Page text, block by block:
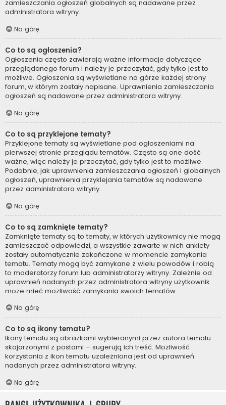
zamieszczania ogłoszeń globalnych są nadawane przez
administratora witryny.
Na górę
Co to są ogłoszenia?
Ogłoszenia często zawierają ważne informacje dotyczące
przeglądanego forum i należy je przeczytać, gdy tylko jest to
możliwe. Ogłoszenia są wyświetlane na górze każdej strony
forum, w którym zostały napisane. Uprawnienia zamieszczania
ogłoszeń są nadawane przez administratora witryny.
Na górę
Co to są przyklejone tematy?
Przyklejone tematy są wyświetlane pod ogłoszeniami na
pierwszej stronie przeglądu tematów. Często są one dość
ważne, więc należy je przeczytać, gdy tylko jest to możliwe.
Podobnie, jak uprawnienia zamieszczania ogłoszeń i globalnych
ogłoszeń, uprawnienia przyklejania tematów są nadawane
przez administratora witryny.
Na górę
Co to są zamknięte tematy?
Zamknięte tematy są to tematy, w których użytkownicy nie mogą
zamieszczać odpowiedzi, a wszystkie zawarte w nich ankiety
zostały automatycznie zakończone w momencie zamykania
tematu. Tematy mogą być zamykane z wielu powodów i robią
to moderatorzy forum lub administratorzy witryny. Zależnie od
uprawnień nadanych przez administratora witryny użytkownik
może mieć możliwość zamykania swoich tematów.
Na górę
Co to są ikony tematu?
Ikony tematu są obrazkami wybieranymi przez autora tematu
skojarzonymi z postami – sugerują ich treść. Możliwość
korzystania z ikon tematu uzależniona jest od uprawnień
nadanych przez administratora witryny.
Na górę